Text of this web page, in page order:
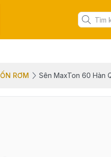
RƠM Sên MaxTon 60 Hàn